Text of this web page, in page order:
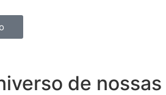
de nossas